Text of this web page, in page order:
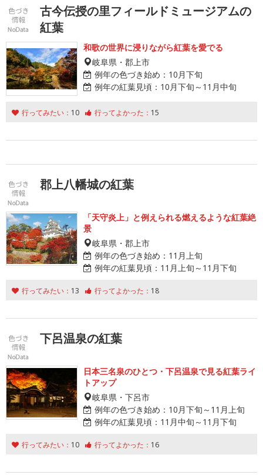
古今伝授の里フィールドミュージアムの
紅葉
和歌の世界に浸りながら紅葉を愛でる
岐阜県・郡上市
例年の色づき始め： 10月下旬
例年の紅葉見頃： 10月下旬～11月中旬
行ってみたい： 10 行ってよかった： 15
郡上八幡城の紅葉
「天守炎上」と例えられる燃えるような紅葉絶
景
岐阜県・郡上市
例年の色づき始め： 11月上旬
例年の紅葉見頃： 11月上旬～11月下旬
行ってみたい： 13 行ってよかった： 18
下呂温泉の紅葉
日本三名泉のひとつ・下呂温泉で見る紅葉ライ
トアップ
岐阜県・下呂市
例年の色づき始め： 10月下旬～11月上旬
例年の紅葉見頃： 11月中旬～11月下旬
行ってみたい： 10 行ってよかった： 16